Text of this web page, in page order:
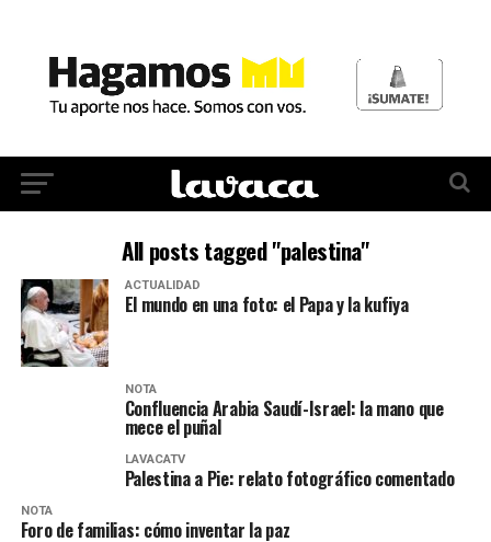
All posts tagged "palestina"
ACTUALIDAD
El mundo en una foto: el Papa y la kufiya
NOTA
Confluencia Arabia Saudí-Israel: la mano que
mece el puñal
LAVACATV
Palestina a Pie: relato fotográfico comentado
NOTA
Foro de familias: cómo inventar la paz